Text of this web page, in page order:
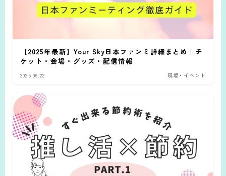
【2025年最新】Your Sky日本ファンミ詳細まとめ｜チ
ケット・会場・グッズ・配信情報
2025.06.22 現場・イベント